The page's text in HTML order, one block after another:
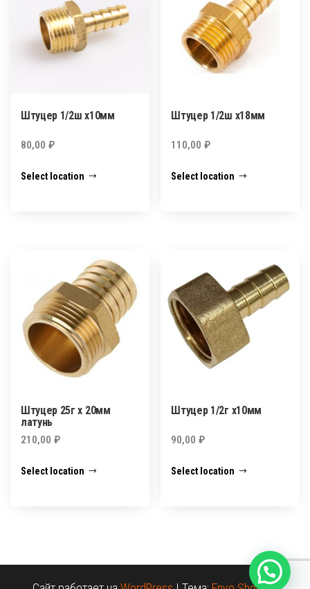
Штуцер 1/2ш х10мм
80,00 ₽
Select location
Штуцер 1/2ш х18мм
110,00₽
Select location
Штуцер 25г х 20мм
латунь
210,00 ₽
Select location
Штуцер 1/2г х10мм
90,00₽
Select location